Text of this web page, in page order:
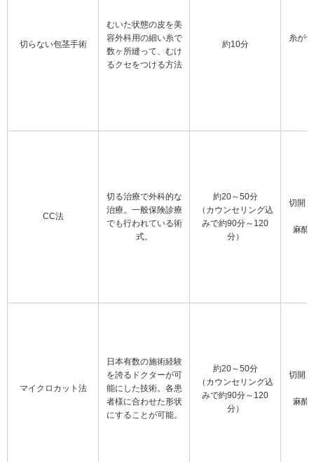
切らない包茎手術
むいた状態の皮を美
容外科用の細い糸で
数ヶ所縫って、むけ
るクセをつける方法
約10分
糸が
CC法
切る治療で外科的な
治療。一般保険診療
でも行われている術
式。
約20～50分
（カウンセリング込
みで約90分～120
分）
切開
麻酔
マイクロカット法
日本有数の施術経験
を誇るドクターが可
能にした技術。各患
者様に合わせた形状
にすることが可能。
約20～50分
（カウンセリング込
みで約90分～120
分）
切開
麻酔